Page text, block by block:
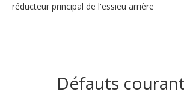
réducteur principal de l'essieu arrière
Défauts